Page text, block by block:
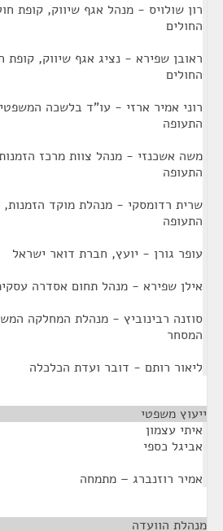
רון שולויס - מנהל אגף שיווק, קופת
החולים
ראובן שפירא - נציג אגף שיווק, קופת
החולים
רוני אמיר ארזי - עו"ד בלשכה
התעופה
משה אשכנזי - מנהל צוות מרכז
התעופה
שרית רדומסקי - מנהלת מוקד
התעופה
עופר גורן - יועץ, חברת דואר ישראל
אילן שפירא - מנהל תחום אסדרה
סוזנה רבינוביץ - מנהלת המחלקה
המסחר
ליאור רותם - דובר ועדת הכלכלה
ייעוץ משפטי
איתי עצמון
אביגל כספי
אמיר רוזנברג – מתמחה
מנהלת הוועדה